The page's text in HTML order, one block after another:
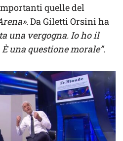
quelle del
. Da Giletti Orsini ha
una vergogna. Io ho il
una questione morale”.